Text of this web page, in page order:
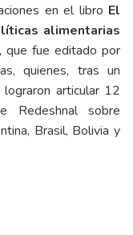
en el libro El
alimentarias
que fue editado por
quienes, tras un
articular 12
Redeshnal sobre
Brasil, Bolivia y